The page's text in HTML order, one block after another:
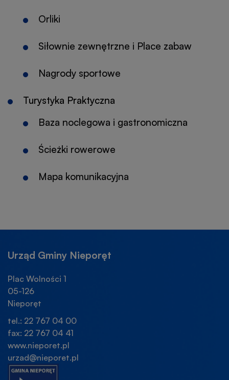
Orliki
Siłownie zewnętrzne i Place zabaw
Nagrody sportowe
Turystyka Praktyczna
Baza noclegowa i gastronomiczna
Ścieżki rowerowe
Mapa komunikacyjna
Urząd Gminy Nieporęt
Plac Wolności 1
05-126
Nieporęt
tel.: 22 767 04 00
fax: 22 767 04 41
www.nieporet.pl
urzad@nieporet.pl